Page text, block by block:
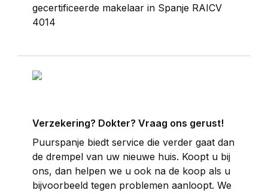
gecertificeerde makelaar in Spanje RAICV
4014
Verzekering? Dokter? Vraag ons gerust!
Puurspanje biedt service die verder gaat dan
de drempel van uw nieuwe huis. Koopt u bij
ons, dan helpen we u ook na de koop als u
bijvoorbeeld tegen problemen aanloopt. We